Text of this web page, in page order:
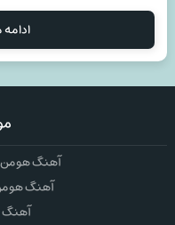
آهنگ هومن
آهنگ
آهنگ